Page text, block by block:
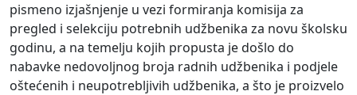
pismeno izjašnjenje u vezi formiranja komisija za
pregled i selekciju potrebnih udžbenika za novu školsku
godinu, a na temelju kojih propusta je došlo do
nabavke nedovoljnog broja radnih udžbenika i podjele
oštećenih i neupotrebljivih udžbenika, a što je proizvelo